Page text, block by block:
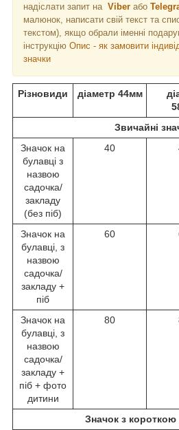
надіслати запит на Viber або
малюнок, написати свій текст та
текстом), якщо обрали іменні
інструкцію Опис - як замовити
значки
Різновиди діаметр 44мм
Звичайні
Значок на
булавці з
назвою
садочка/
закладу
(без піб)
40
Значок на
булавці, з
назвою
садочка/
закладу +
піб
60
Значок на
булавці, з
назвою
садочка/
закладу +
піб + фото
дитини
80
Значок з короткою